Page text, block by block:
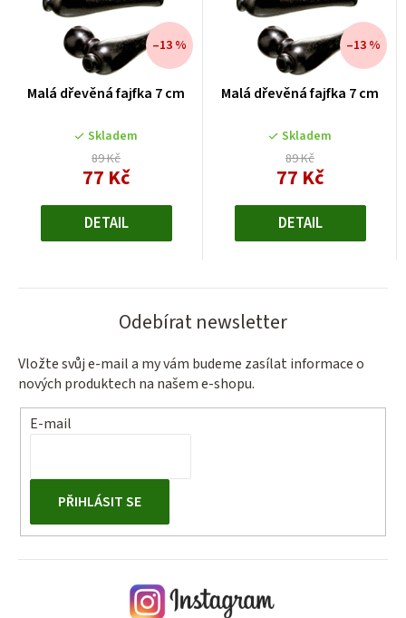
Malá dřevěná fajfka 7 cm
Skladem
89 Kč
–13 %
77 KčMěrná
DETAIL
Malá dřevěná fajfka 7 cm
Skladem
89 Kč
–13 %
77 KčMěrná
DETAIL
Odebírat newsletter
Vložte svůj e-mail a my vám budeme zasílat informace o
nových produktech na našem e-shopu.
E-mail
PŘIHLÁSIT SE